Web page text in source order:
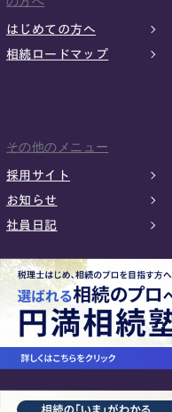
はじめての方へ
相続ロードマップ
その他のメニュー
採用サイト
お知らせ
社員日記